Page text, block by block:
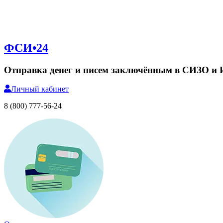
ФСИ•24
Отправка денег и писем заключённым в СИЗО и
Личный кабинет
8 (800) 777-56-24